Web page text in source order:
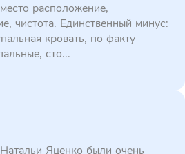
расположение,
чистота. Единственный минус:
кровать, по факту
сто...
Яценко были очень